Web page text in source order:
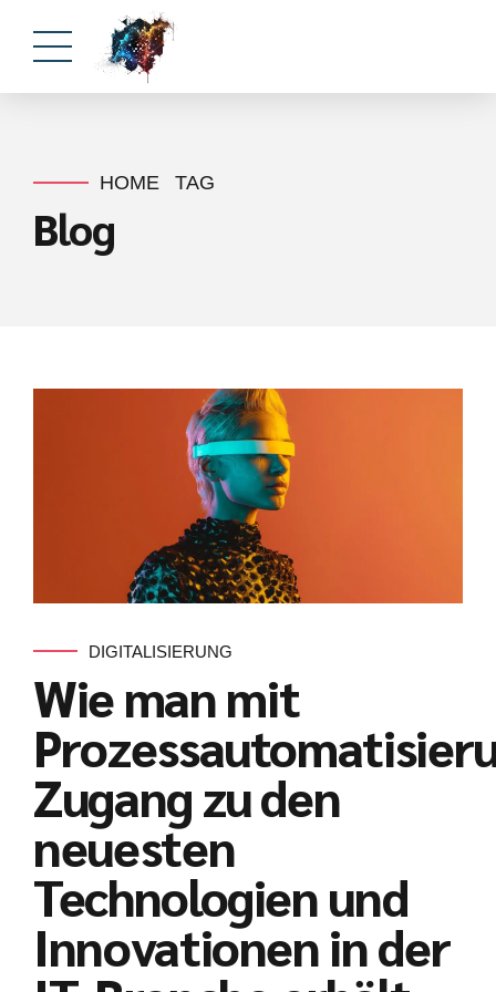
HOME TAG
Blog
DIGITALISIERUNG
Wie man mit
Zugang zu den
neuesten
Technologien und
Innovationen in der